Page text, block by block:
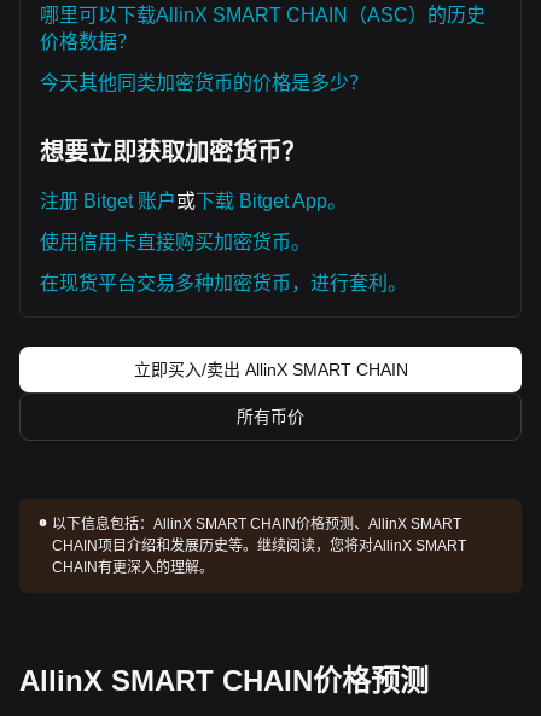
哪里可以下载AllinX SMART CHAIN（ASC）的历史
价格数据？
今天其他同类加密货币的价格是多少？
想要立即获取加密货币？
注册 Bitget 账户或下载 Bitget App。
使用信用卡直接购买加密货币。
在现货平台交易多种加密货币，进行套利。
立即买入/卖出 AllinX SMART CHAIN
所有币价
以下信息包括：AllinX SMART CHAIN价格预测、AllinX SMART
CHAIN项目介绍和发展历史等。继续阅读，您将对AllinX SMART
CHAIN有更深入的理解。
AllinX SMART CHAIN价格预测